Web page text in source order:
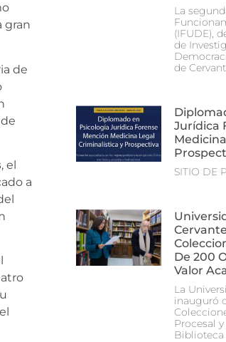
gran
de
, el
a
La
(IFUDE),
de
de
Jurídica
SITIO DE
De 200
Valor
La
inauguró
Procesal
Biblioteca